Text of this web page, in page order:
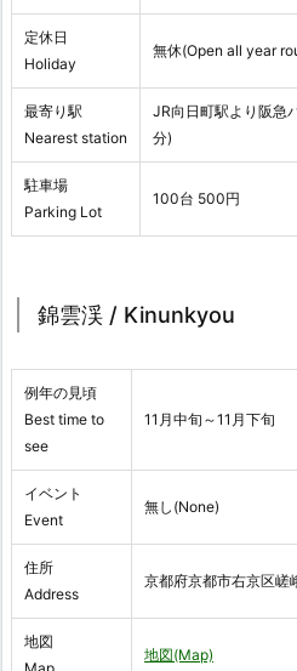
定休日
Holiday
無休(Open all year
最寄り駅
Nearest station
JR向日町駅より阪急
分)
駐車場
Parking Lot
100台 500円
錦雲渓 / Kinunkyou
例年の見頃
Best time to
see
11月中旬～11月下旬
イベント
Event
無し(None)
住所
Address
京都府京都市右京区嵯
地図
地図(Map)